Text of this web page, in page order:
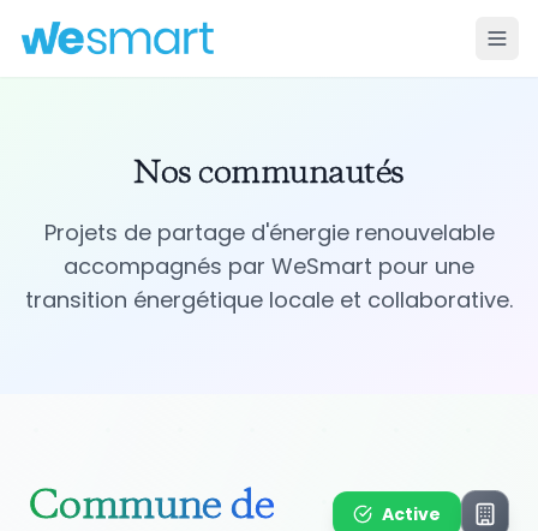
Nos communautés
Projets de partage d'énergie renouvelable
accompagnés par WeSmart pour une
transition énergétique locale et collaborative.
Commune de
Active